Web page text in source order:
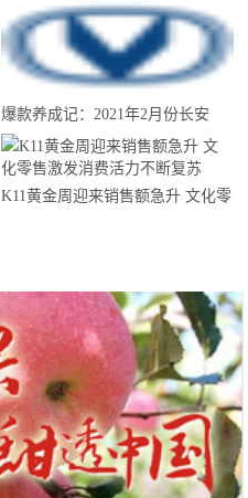
爆款养成记：2021年2月份长安
CS75夺得中国SUV销量冠军
K11黄金周迎来销售额急升 文化零